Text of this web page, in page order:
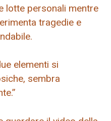
lotte personali mentre
tragedie e
elementi si
sembra